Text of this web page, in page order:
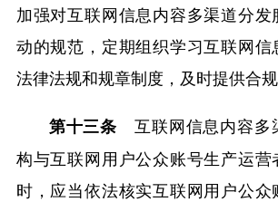
加强对互联网信息内容多渠道分
动的规范，定期组织学习互联网信
法律法规和规章制度，及时提供合规
第十三条 互联网信息内容多
构与互联网用户公众账号生产运营
时，应当依法核实互联网用户公